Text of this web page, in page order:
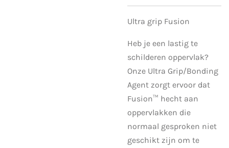
Ultra grip Fusion
Heb je een lastig te
schilderen oppervlak?
Onze Ultra Grip/Bonding
Agent zorgt ervoor dat
Fusion™ hecht aan
oppervlakken die
normaal gesproken niet
geschikt zijn om te